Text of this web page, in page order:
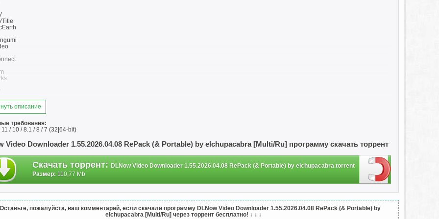
описание
требования:
/ 10 / 8.1 / 8 / 7 (32|64-bit)
Video Downloader 1.55.2026.04.08 RePack (& Portable) by elchupacabra [Multi/Ru] программу скачать торрент
Скачать торрент: DLNow Video Downloader 1.55.2026.04.08 RePack (& Portable) by elchupacabra.torrent
Размер: 110,77 Mb
Оставьте, пожалуйста, ваш комментарий, если скачали программу DLNow Video Downloader 1.55.2026.04.08 RePack (& Portable) by
elchupacabra [Multi/Ru] через торрент бесплатно! ↓ ↓ ↓